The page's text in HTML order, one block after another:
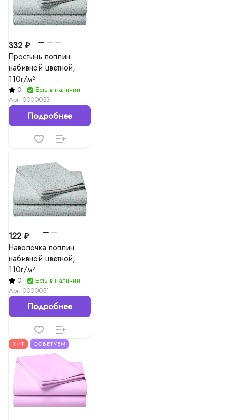
332 ₽
Простынь поплин
набивной цветной,
110г/м²
0
Есть в наличии
Арт. 0000053
Подробнее
122 ₽
Наволочка поплин
набивной цветной,
110г/м²
0
Есть в наличии
Арт. 0000051
Подробнее
ХИТ СОВЕТУЕМ